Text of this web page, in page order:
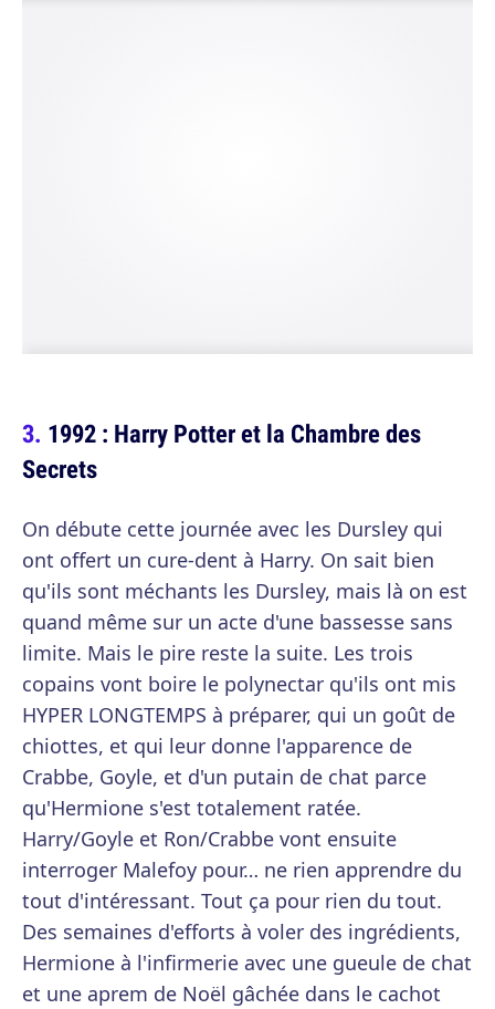
1992 : Harry Potter et la Chambre des
Secrets
On débute cette journée avec les Dursley qui
ont offert un cure-dent à Harry. On sait bien
qu'ils sont méchants les Dursley, mais là on est
quand même sur un acte d'une bassesse sans
limite. Mais le pire reste la suite. Les trois
copains vont boire le polynectar qu'ils ont mis
HYPER LONGTEMPS à préparer, qui un goût de
chiottes, et qui leur donne l'apparence de
Crabbe, Goyle, et d'un putain de chat parce
qu'Hermione s'est totalement ratée.
Harry/Goyle et Ron/Crabbe vont ensuite
interroger Malefoy pour… ne rien apprendre du
tout d'intéressant. Tout ça pour rien du tout.
Des semaines d'efforts à voler des ingrédients,
Hermione à l'infirmerie avec une gueule de chat
et une aprem de Noël gâchée dans le cachot